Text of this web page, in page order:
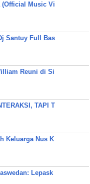
(Official Music Vi
Santuy Full Bas
Reuni di Si
TAPI T
Keluarga Nus K
Lepask